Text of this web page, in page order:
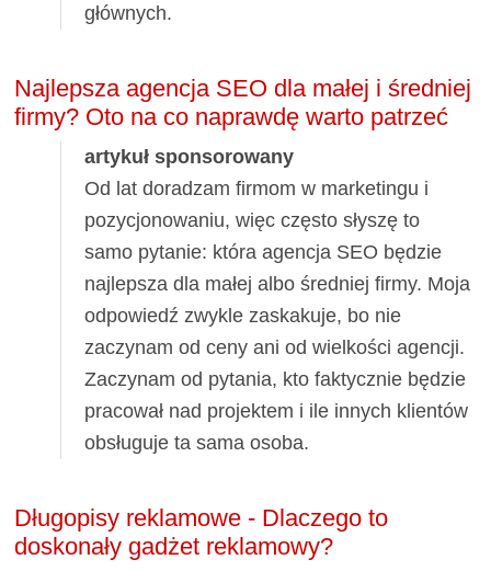
głównych.
Najlepsza agencja SEO dla małej i średniej
firmy? Oto na co naprawdę warto patrzeć
artykuł sponsorowany
Od lat doradzam firmom w marketingu i
pozycjonowaniu, więc często słyszę to
samo pytanie: która agencja SEO będzie
najlepsza dla małej albo średniej firmy. Moja
odpowiedź zwykle zaskakuje, bo nie
zaczynam od ceny ani od wielkości agencji.
Zaczynam od pytania, kto faktycznie będzie
pracował nad projektem i ile innych klientów
obsługuje ta sama osoba.
Długopisy reklamowe - Dlaczego to
doskonały gadżet reklamowy?